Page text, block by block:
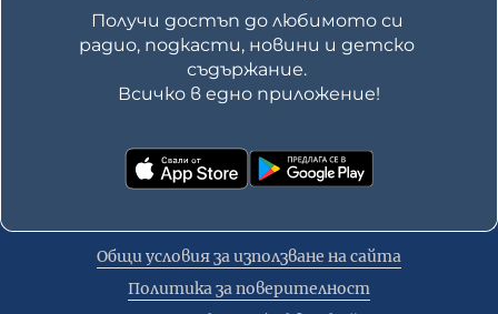
Получи достъп до любимото си
радио, подкасти, новини и детско
съдържание.
Всичко в едно приложение!
Общи условия за използване на сайта
Политика за поверителност